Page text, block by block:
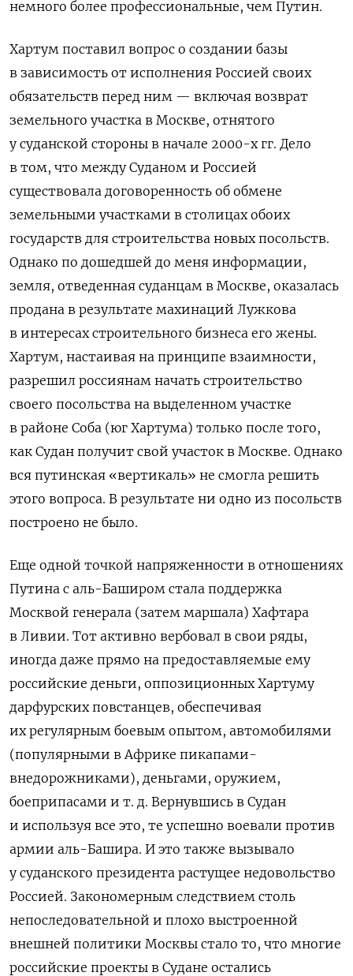
немного более профессиональные, чем Путин.
Хартум поставил вопрос о создании базы
в зависимость от исполнения Россией своих
обязательств перед ним — включая возврат
земельного участка в Москве, отнятого
у суданской стороны в начале 2000-х гг. Дело
в том, что между Суданом и Россией
существовала договоренность об обмене
земельными участками в столицах обоих
государств для строительства новых посольств.
Однако по дошедшей до меня информации,
земля, отведенная суданцам в Москве, оказалась
продана в результате махинаций Лужкова
в интересах строительного бизнеса его жены.
Хартум, настаивая на принципе взаимности,
разрешил россиянам начать строительство
своего посольства на выделенном участке
в районе Соба (юг Хартума) только после того,
как Судан получит свой участок в Москве. Однако
вся путинская «вертикаль» не смогла решить
этого вопроса. В результате ни одно из посольств
построено не было.
Еще одной точкой напряженности в отношениях
Путина с аль-Баширом стала поддержка
Москвой генерала (затем маршала) Хафтара
в Ливии. Тот активно вербовал в свои ряды,
иногда даже прямо на предоставляемые ему
российские деньги, оппозиционных Хартуму
дарфурских повстанцев, обеспечивая
их регулярным боевым опытом, автомобилями
(популярными в Африке пикапами-
внедорожниками), деньгами, оружием,
боеприпасами и т. д. Вернувшись в Судан
и используя все это, те успешно воевали против
армии аль-Башира. И это также вызывало
у суданского президента растущее недовольство
Россией. Закономерным следствием столь
непоследовательной и плохо выстроенной
внешней политики Москвы стало то, что многие
российские проекты в Судане остались